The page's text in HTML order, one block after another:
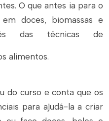
O que antes ia para o
doces, biomassas e
das técnicas de
alimentos.
do curso e conta que os
para ajudá-la a criar